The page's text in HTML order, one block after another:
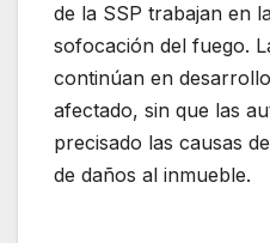
de la SSP trabajan en
sofocación del fuego.
continúan en
afectado, sin que las
precisado las causas
de daños al inmueble.